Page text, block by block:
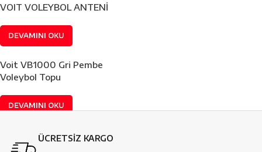
VOIT VOLEYBOL ANTENİ
DEVAMINI OKU
Voit VB1000 Gri Pembe
Voleybol Topu
DEVAMINI OKU
ÜCRETSİZ KARGO